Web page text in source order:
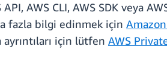
API, AWS CLI, AWS SDK veya
fazla bilgi edinmek için
ayrıntıları için lütfen AWS